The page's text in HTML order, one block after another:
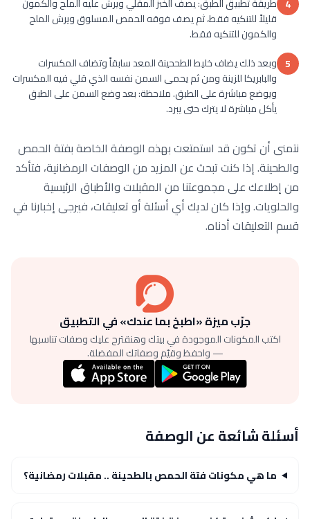
4
قليلاً للتنكيه فقط، ثم يصف فوقه الحمص المسلوق ويرش الملح
والكمون للتنكيه فقط.
5 وبعد ذلك يضاف خليط الطححينة المعد سابقاً وتضاف المكسرات
والبابريكا للزينة ومن ثم يحمى السمن نفسه الذي قلي فيه المكسرات
ويوضع مباشرة على الطبق. ملاحظة: بعد وضع السمن على الطبق
يأكل مباشرة لا يترك حتى يبرد.
نتمنى أن تكون قد استمتعت بهذه الوصفة الخاصة بفتة الحمص
والطحينة. إذا كنت تبحث عن المزيد من الوصفات الرمضانية، فتأكد
من إطلاعك على مجموعتنا من المقبلات والأطباق الرئيسية
والحلويات. وإذا كان لديك أي أسئلة أو تعليقات، فيرجى إخبارنا في
قسم التعليقات أدناه.
جرّب ميزة «اطبخ بما عندك» في التطبيق
اكتب المكونات الموجودة في بيتك وهنقترح عليك وصفات تناسبها
— واحفظ وقيّم وصفاتك المفضلة.
أسئلة شائعة عن الوصفة
ما هي مكونات فتة الحمص بالطحينة .. مقبلات رمضانية؟